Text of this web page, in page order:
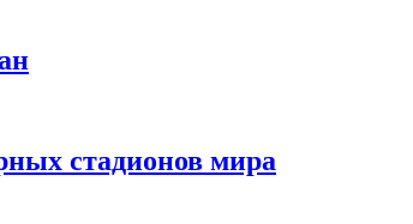
стадионов мира